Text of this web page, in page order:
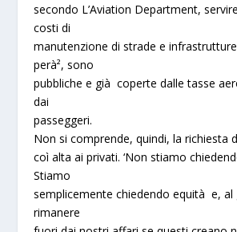
secondo L’Aviation Department,
costi di
manutenzione di strade e
perà²,sono
pubbliche e già coperte dalle tasse
dai
passeggeri.
Non si comprende, quindi, la richiesta
coì alta ai privati. ‘Non stiamo
Stiamo
semplicemente chiedendo equità e, al
rimanere